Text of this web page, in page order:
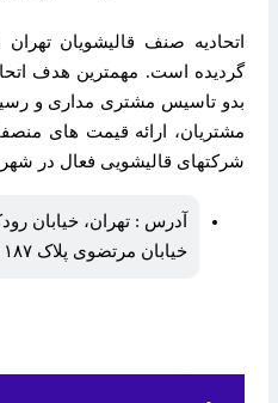
گردیده است. مهمترین هدف
بدو تاسیس مشتری مداری و
مشتریان، ارائه قیمت های
شرکتهای قالیشویی فعال در
آدرس : تهران، خیابان
خیابان مرتضوی پلاک ۱۸۷ طبقه اول.